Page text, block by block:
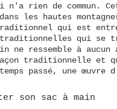
n'a rien de commun.
les hautes
qui est
qui se
ne ressemble à
traditionnelle et
passé, une œuvre
son sac à main